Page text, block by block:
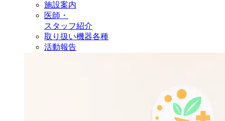
施設案内
医師・
スタッフ紹介
取り扱い機器各種
活動報告